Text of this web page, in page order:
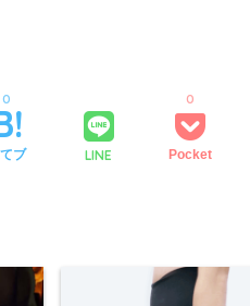
ブ
0
LINE Pocket
0